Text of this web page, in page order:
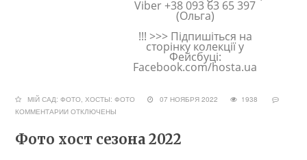
Viber +38 093 63 65 397
(Ольга)
!!! >>> Підпишіться на
сторінку колекції у
Фейсбуці:
Facebook.com/hosta.ua
МІЙ САД: ФОТО,ХОСТЫ: ФОТО 07 НОЯБРЯ 2022
1938
КОММЕНТАРИИ ОТКЛЮЧЕНЫ
Фото хост сезона 2022